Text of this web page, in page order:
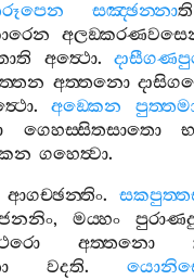
සඤ‍්ඡන‍්නාති
අත්‍ථො.
අත‍්තනො
.අඞ‍්කෙන
ගෙහස‍්සිතසාතො
ගහෙත්‍වා.
ආගච‍්ඡන‍්තිං.
, මය‍්හං
අත‍්තනො
වදති.